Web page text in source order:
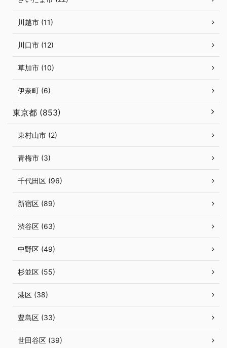
川越市 (11)
川口市 (12)
草加市 (10)
伊奈町 (6)
東京都 (853)
東村山市 (2)
青梅市 (3)
千代田区 (96)
新宿区 (89)
渋谷区 (63)
中野区 (49)
杉並区 (55)
港区 (38)
豊島区 (33)
世田谷区 (39)